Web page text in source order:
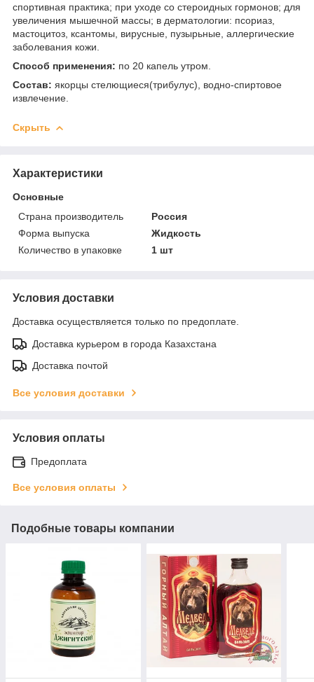
спортивная практика; при уходе со стероидных гормонов; для
увеличения мышечной массы; в дерматологии: псориаз,
мастоцитоз, ксантомы, вирусные, пузырьные, аллергические
заболевания кожи.
Способ применения: по 20 капель утром.
Состав: якорцы стелющиеся(трибулус), водно-спиртовое
извлечение.
Скрыть
Характеристики
Основные
Страна производитель
Россия
Форма выпуска
Жидкость
Количество в упаковке
1 шт
Условия доставки
Доставка осуществляется только по предоплате.
Доставка курьером в города Казахстана
Доставка почтой
Все условия доставки
Условия оплаты
Предоплата
Все условия оплаты
Подобные товары компании